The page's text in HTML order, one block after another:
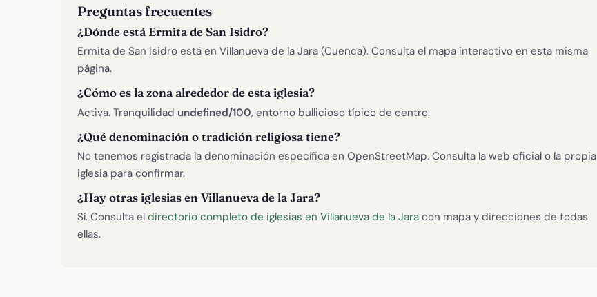
Preguntas frecuentes
¿Dónde está Ermita de San Isidro?
Ermita de San Isidro está en Villanueva de la Jara (Cuenca). Consulta el mapa interactivo en esta misma
página.
¿Cómo es la zona alrededor de esta iglesia?
Activa. Tranquilidad undefined/100, entorno bullicioso típico de centro.
¿Qué denominación o tradición religiosa tiene?
No tenemos registrada la denominación específica en OpenStreetMap. Consulta la web oficial o la propia
iglesia para confirmar.
¿Hay otras iglesias en Villanueva de la Jara?
Sí. Consulta el directorio completo de iglesias en Villanueva de la Jara con mapa y direcciones de todas
ellas.